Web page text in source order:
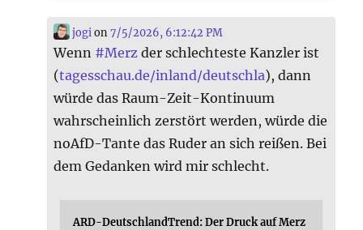
jogi on7/5/2026, 6:12:42 PM
Wenn #Merz der schlechteste Kanzler ist
(tagesschau.de/inland/deutschla), dann
würde das Raum-Zeit-Kontinuum
wahrscheinlich zerstört werden, würde die
noAfD-Tante das Ruder an sich reißen. Bei
dem Gedanken wird mir schlecht.
ARD-DeutschlandTrend: Der Druck auf Merz